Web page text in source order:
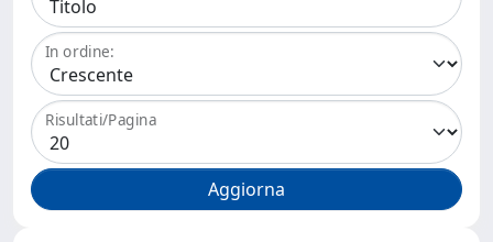
In ordine:
Risultati/Pagina